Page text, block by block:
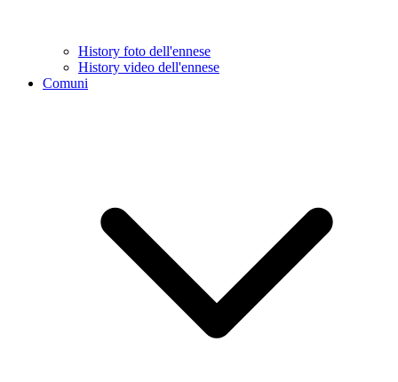
History foto dell'ennese
History video dell'ennese
Comuni